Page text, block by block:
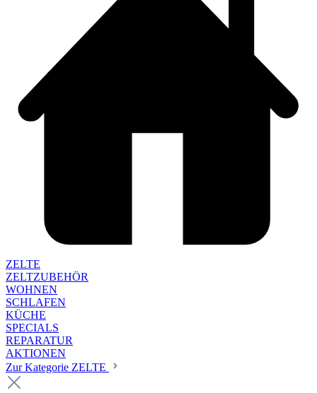
ZELTE
ZELTZUBEHÖR
WOHNEN
SCHLAFEN
KÜCHE
SPECIALS
REPARATUR
AKTIONEN
Zur Kategorie ZELTE